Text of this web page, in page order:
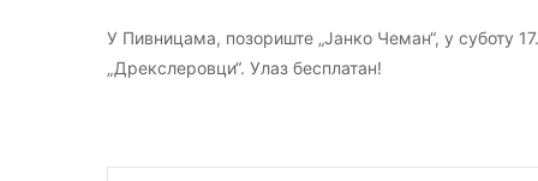
У Пивницама, позориште „Јанко Чеман“, у суботу
„Дрекслеровци“. Улаз бесплатан!